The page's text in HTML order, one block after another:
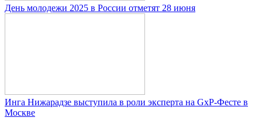
День молодежи 2025 в России отметят 28 июня
Инга Нижарадзе выступила в роли эксперта на GxP-Фесте в
Москве